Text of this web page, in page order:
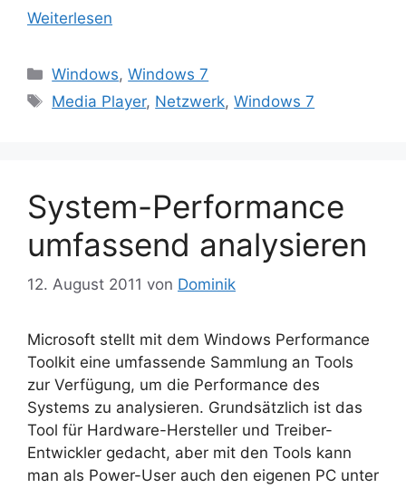
Weiterlesen
Kategorien
Windows,Windows 7
Schlagwörter
Media Player, Netzwerk,Windows 7
System-Performance
umfassend analysieren
12. August 2011 von Dominik
Microsoft stellt mit dem Windows Performance
Toolkit eine umfassende Sammlung an Tools
zur Verfügung, um die Performance des
Systems zu analysieren. Grundsätzlich ist das
Tool für Hardware-Hersteller und Treiber-
Entwickler gedacht, aber mit den Tools kann
man als Power-User auch den eigenen PC unter